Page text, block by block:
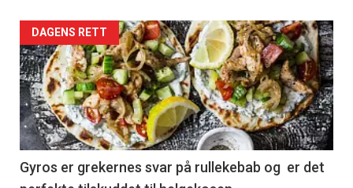
Forsiden
akkurat
nå
-
2
DAGENS RETT
Gyros er grekernes svar på rullekebab og er det